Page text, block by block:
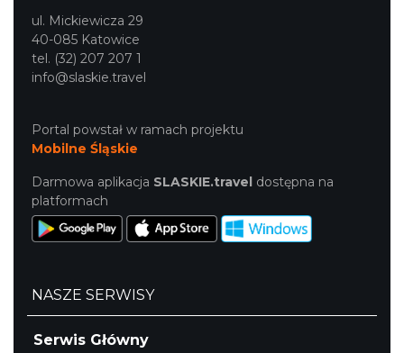
ul. Mickiewicza 29
40-085 Katowice
tel. (32) 207 207 1
info@slaskie.travel
Portal powstał w ramach projektu
Mobilne Śląskie
Darmowa aplikacja SLASKIE.travel dostępna na
platformach
NASZE SERWISY
Serwis Główny